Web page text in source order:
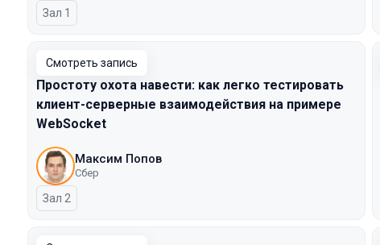
Зал 1
Смотреть запись
Простоту охота навести: как легко тестировать
клиент-серверные взаимодействия на примере
WebSocket
Максим Попов
Сбер
Зал 2